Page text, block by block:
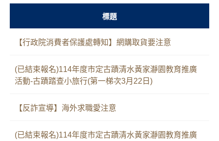
標題
【行政院消費者保護處轉知】網購取貨要注意
(已結束報名)114年度市定古蹟清水黃家瀞園教育推廣
活動-古蹟踏查小旅行(第一梯次3月22日)
【反詐宣導】海外求職愛注意
(已結束報名)114年度市定古蹟清水黃家瀞園教育推廣